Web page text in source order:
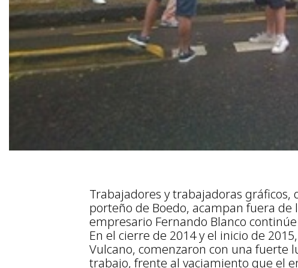
Trabajadores y trabajadoras gráficos,
porteño de Boedo, acampan fuera
empresario Fernando Blanco
En el cierre de 2014 y el inicio de
Vulcano, comenzaron con una fuerte
trabajo, frente al vaciamiento que el